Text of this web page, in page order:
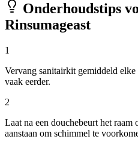
Onderhoudstips
Rinsumageast
1
Vervang sanitairkit gemiddeld
vaak eerder.
2
Laat na een douchebeurt het raam
aanstaan om schimmel te